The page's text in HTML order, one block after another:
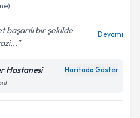
bir şekilde
Devamı
Hastanesi Haritada Göster